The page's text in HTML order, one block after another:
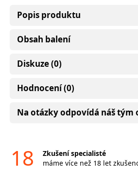
Popis produktu
Obsah balení
Diskuze (0)
Hodnocení (0)
Na otázky odpovídá náš tým
18
Zkušení specialisté
máme více než 18 let